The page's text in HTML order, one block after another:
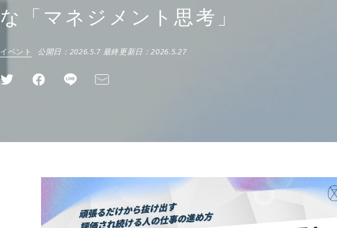
な「マネジメント思考」
イベント 公開日： 2026.5.7 最終更新日：2026.5.27